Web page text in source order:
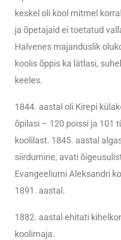
keskel oli kool mitmel
ja õpetajaid ei toetatud
Halvenes majanduslik
koolis õppis ka lätlasi,
keeles.
1844. aastal oli Kirepi
õpilasi – 120 poissi ja 101
koolilast. 1845. aastal
siirdumine, avati
Evangeeliumi Aleksandri
1891. aastal.
1882. aastal ehitati
koolimaja.